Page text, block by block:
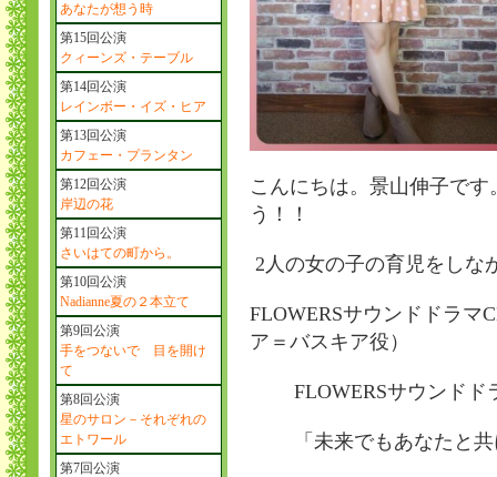
こんにちは。景山伸子で
う！！
2人の女の子の育児をしな
FLOWERSサウンドドラマ
ア＝バスキア役）
FLOWERSサウンド
「未来でもあなたと
あなたが想う時
第15回公演
クィーンズ・テーブル
第14回公演
レインボー・イズ・ヒア
第13回公演
カフェー・プランタン
第12回公演
岸辺の花
第11回公演
さいはての町から。
第10回公演
Nadianne夏の２本立て
第9回公演
手をつないで 目を開け
て
第8回公演
星のサロン－それぞれの
エトワール
第7回公演